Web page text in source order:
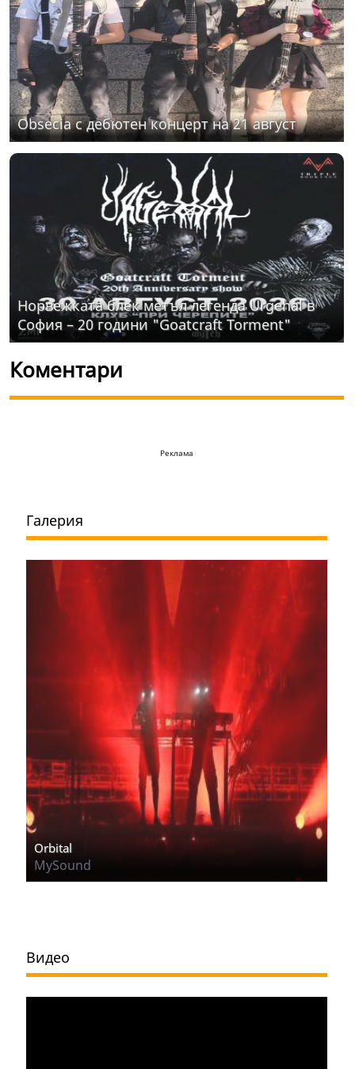
Obsecia с дебютен концерт на 21 август
Норвежката блек метъл легенда Urgehal в
София – 20 години "Goatcraft Torment"
Коментари
Реклама
Галерия
Orbital
MySound
Видео